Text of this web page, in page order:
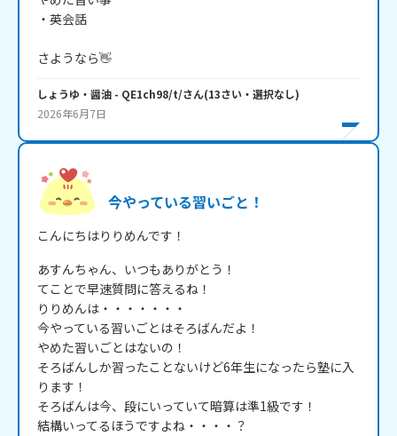
・英会話
さようなら👋
しょうゆ・醤油 - QE1ch98/t/さん(13さい・ 選択なし)
2026年6月7日
今やっている習いごと！
こんにちはりりめんです！
あすんちゃん、いつもありがとう！
てことで早速質問に答えるね！
りりめんは・・・・・・・
今やっている習いごとはそろばんだよ！
やめた習いごとはないの！
そろばんしか習ったことないけど6年生になったら塾に入
ります！
そろばんは今、段にいっていて暗算は準1級です！
結構いってるほうですよね・・・・？